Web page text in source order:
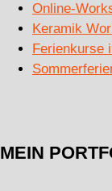
Online-
Keramik
Ferienkurse
MEIN